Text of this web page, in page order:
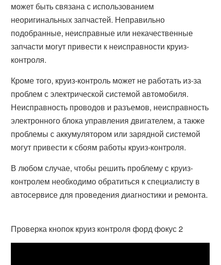
может быть связана с использованием
неоригинальных запчастей. Неправильно
подобранные, неисправные или некачественные
запчасти могут привести к неисправности круиз-
контроля.
Кроме того, круиз-контроль может не работать из-за
проблем с электрической системой автомобиля.
Неисправность проводов и разъемов, неисправность
электронного блока управления двигателем, а также
проблемы с аккумулятором или зарядной системой
могут привести к сбоям работы круиз-контроля.
В любом случае, чтобы решить проблему с круиз-
контролем необходимо обратиться к специалисту в
автосервисе для проведения диагностики и ремонта.
Проверка кнопок круиз контроля форд фокус 2